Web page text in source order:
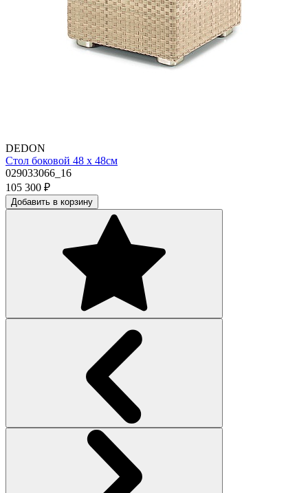
DEDON
Стол боковой 48 х 48см
029033066_16
105 300 ₽
Добавить в корзину